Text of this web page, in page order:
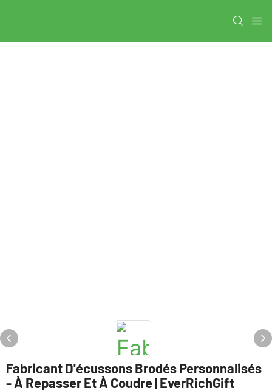
Fabricant D'écussons Brodés Personnalisés
- À Repasser Et À Coudre | EverRichGift